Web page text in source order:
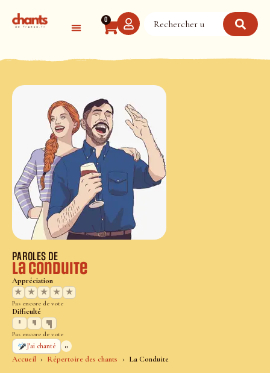
0
Accueil Répertoire des chants La Conduite
PAROLES DE
La Conduite
Appréciation
★
★ ★ ★ ★
Pas encore de vote
Difficulté
Pas encore de vote
J’ai chanté
0